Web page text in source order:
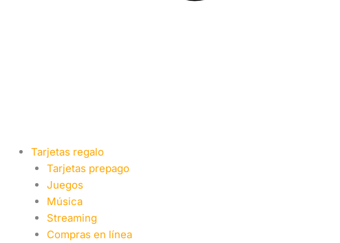
Tarjetas regalo
Tarjetas prepago
Juegos
Música
Streaming
Compras en línea